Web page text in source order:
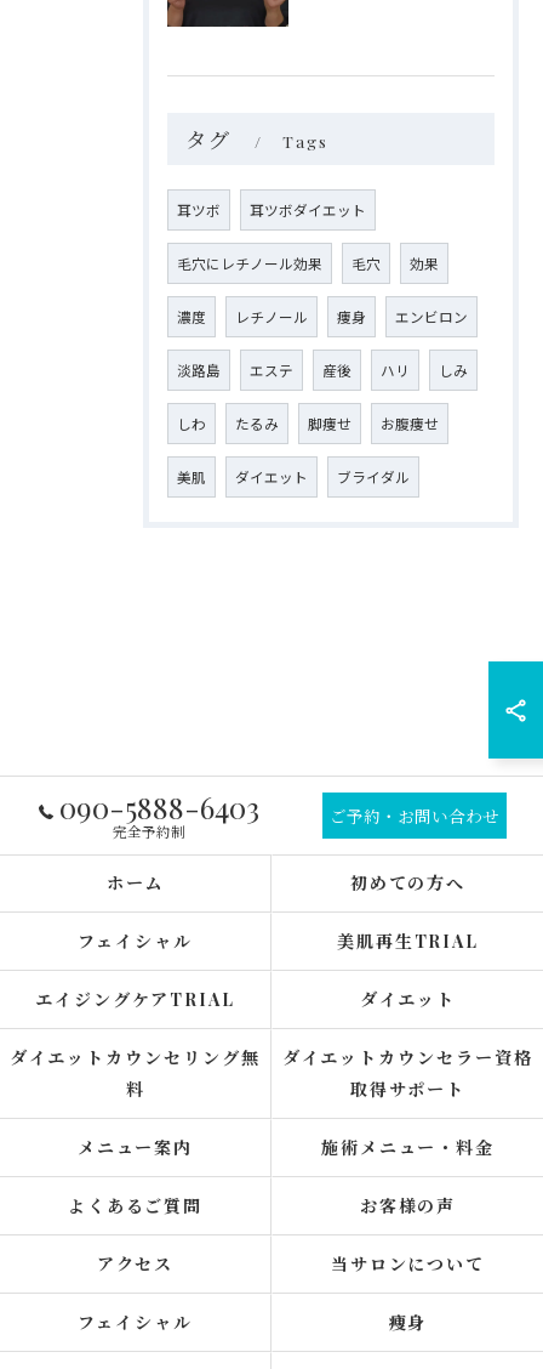
タグ Tags
耳ツボ 耳ツボダイエット
毛穴にレチノール効果 毛穴 効果
濃度 レチノール 痩身 エンビロン
淡路島 エステ 産後 ハリ しみ
しわ たるみ 脚痩せ お腹痩せ
美肌 ダイエット ブライダル
090-5888-6403
完全予約制
ご予約・お問い合わせ
ホーム 初めての方へ
フェイシャル 美肌再生TRIAL
エイジングケアTRIAL ダイエット
ダイエットカウンセリング無
料
ダイエットカウンセラー資格
取得サポート
メニュー案内 施術メニュー・料金
よくあるご質問 お客様の声
アクセス 当サロンについて
フェイシャル 痩身